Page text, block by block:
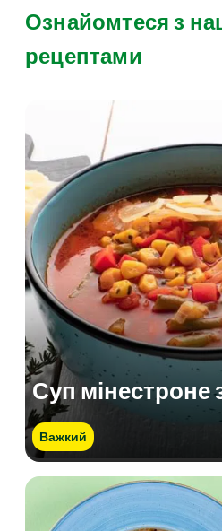
Ознайомтеся з
рецептами
Суп мінестроне
Важкий